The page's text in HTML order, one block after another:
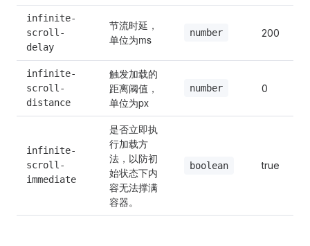
infinite-
scroll-
delay
节流时延，
单位为ms
number 200
infinite-
scroll-
distance
触发加载的
距离阈值，
单位为px
number 0
infinite-
scroll-
immediate
是否立即执
行加载方
法，以防初
始状态下内
容无法撑满
容器。
boolean true